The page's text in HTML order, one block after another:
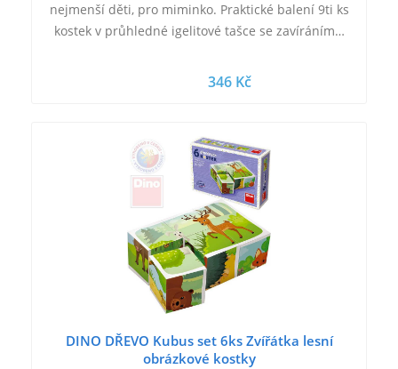
nejmenší děti, pro miminko. Praktické balení 9ti ks
kostek v průhledné igelitové tašce se zavíráním…
346 Kč
DINO DŘEVO Kubus set 6ks Zvířátka lesní
obrázkové kostky